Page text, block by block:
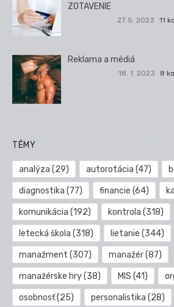
ZOTAVENIE
27. 5. 2023 11
Reklama a médiá
18. 1. 2023 8
TÉMY
analýza (29) autorotácia (47)
diagnostika (77) financie (64)
komunikácia (192) kontrola (318)
letecká škola (318) lietanie (344)
manažment (307) manažér(87)
manažérske hry(38) MIS (41)
osobnosť(25) personalistika (28)